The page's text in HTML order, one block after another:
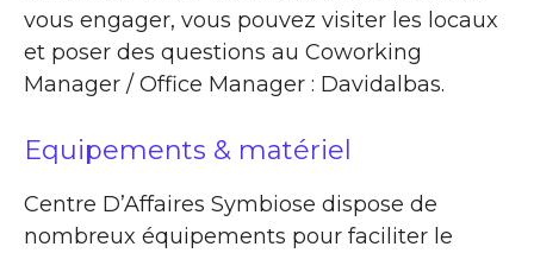
vous engager, vous pouvez visiter les locaux
et poser des questions au Coworking
Manager / Office Manager : Davidalbas.
Equipements & matériel
Centre D’Affaires Symbiose dispose de
nombreux équipements pour faciliter le